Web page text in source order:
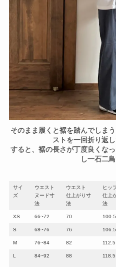
そのまま履くと裾を踏んでしま
ストを一回折り返
すると、裾の長さが丁度良くな
し一石二鳥
サイ
ズ
ウエスト
ヌード寸
法
ウエスト
仕上がり寸
法
ヒッ
仕上
法
XS 66~72 70 100.5
S 68~76 76 106.5
M 76~84 82 112.5
L 84~92 88 118.5